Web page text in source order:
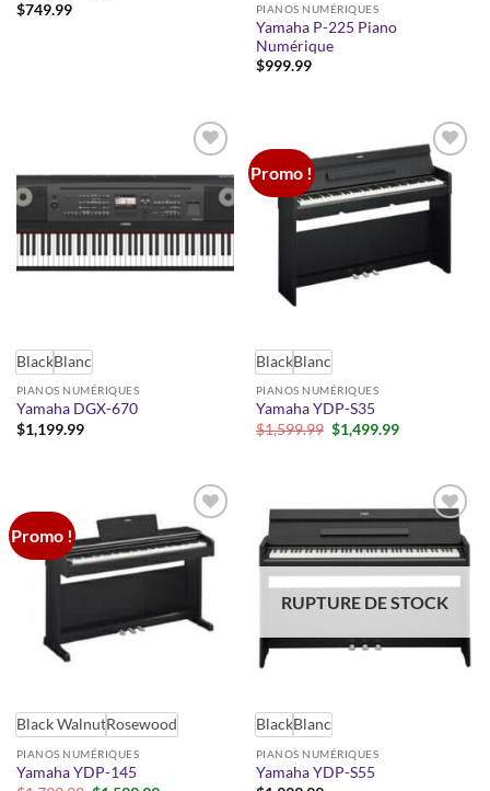
$749.99 PIANOS NUMÉRIQUES
Yamaha P-225 Piano
Numérique
$999.99
wishlist
BlackBlanc
PIANOS NUMÉRIQUES
Yamaha DGX-670
$1,199.99
Promo !
Add to
wishlist
BlackBlanc
PIANOS NUMÉRIQUES
Yamaha YDP-S35
$1,599.99 Le
prix
$1,499.99Le
$1,499.99.
Promo !
Add to
wishlist
Black WalnutRosewood
PIANOS NUMÉRIQUES
Yamaha YDP-145
Add to
wishlist
RUPTURE DE STOCK
BlackBlanc
PIANOS NUMÉRIQUES
Yamaha YDP-S55